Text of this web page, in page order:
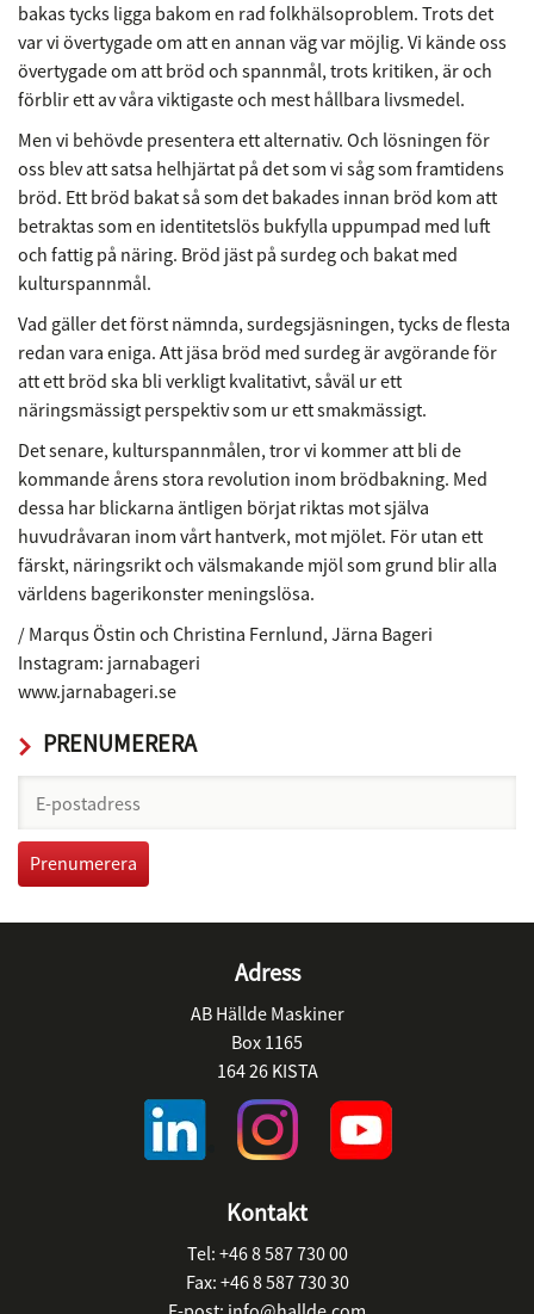
bakas tycks ligga bakom en rad folkhälsoproblem. Trots det
var vi övertygade om att en annan väg var möjlig. Vi kände oss
övertygade om att bröd och spannmål, trots kritiken, är och
förblir ett av våra viktigaste och mest hållbara livsmedel.
Men vi behövde presentera ett alternativ. Och lösningen för
oss blev att satsa helhjärtat på det som vi såg som framtidens
bröd. Ett bröd bakat så som det bakades innan bröd kom att
betraktas som en identitetslös bukfylla uppumpad med luft
och fattig på näring. Bröd jäst på surdeg och bakat med
kulturspannmål.
Vad gäller det först nämnda, surdegsjäsningen, tycks de flesta
redan vara eniga. Att jäsa bröd med surdeg är avgörande för
att ett bröd ska bli verkligt kvalitativt, såväl ur ett
näringsmässigt perspektiv som ur ett smakmässigt.
Det senare, kulturspannmålen, tror vi kommer att bli de
kommande årens stora revolution inom brödbakning. Med
dessa har blickarna äntligen börjat riktas mot själva
huvudråvaran inom vårt hantverk, mot mjölet. För utan ett
färskt, näringsrikt och välsmakande mjöl som grund blir alla
världens bagerikonster meningslösa.
/ Marqus Östin och Christina Fernlund, Järna Bageri
Instagram: jarnabageri
www.jarnabageri.se
PRENUMERERA
Adress
AB Hällde Maskiner
Box 1165
164 26 KISTA
Kontakt
Tel: +46 8 587 730 00
Fax: +46 8 587 730 30